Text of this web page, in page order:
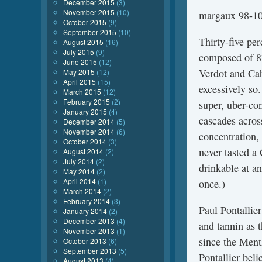
margaux 98-
Thirty-five
composed of
Verdot and
excessively
super, uber-
cascades
never tasted
drinkable at
once.)
Paul
and tannin as
since the
Pontallier
December 2015 (3)
November 2015 (10)
October 2015 (9)
September 2015 (10)
August 2015 (16)
July 2015 (9)
June 2015 (12)
May 2015 (12)
April 2015 (15)
March 2015 (12)
February 2015 (2)
January 2015 (4)
December 2014 (5)
November 2014 (6)
October 2014 (3)
August 2014 (2)
July 2014 (2)
May 2014 (2)
April 2014 (1)
March 2014 (2)
February 2014 (3)
January 2014 (2)
December 2013 (4)
November 2013 (1)
October 2013 (6)
September 2013 (5)